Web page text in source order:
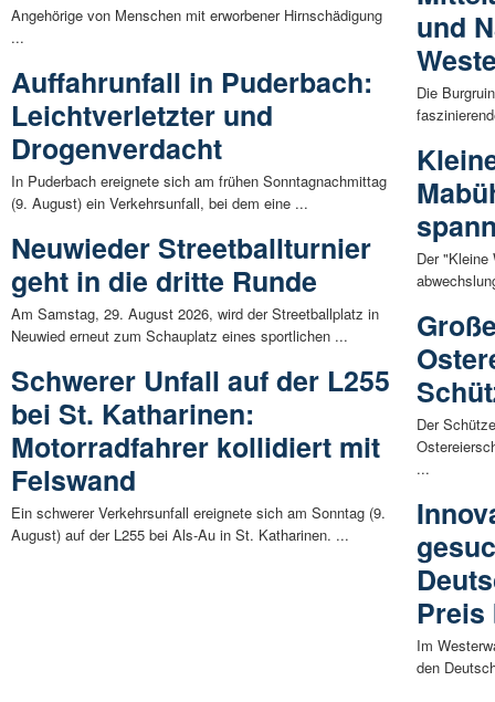
Angehörige von Menschen mit erworbener Hirnschädigung
...
Auffahrunfall in Puderbach:
Leichtverletzter und
Drogenverdacht
In Puderbach ereignete sich am frühen Sonntagnachmittag
(9. August) ein Verkehrsunfall, bei dem eine ...
Neuwieder Streetballturnier
geht in die dritte Runde
Am Samstag, 29. August 2026, wird der Streetballplatz in
Neuwied erneut zum Schauplatz eines sportlichen ...
Schwerer Unfall auf der L255
bei St. Katharinen:
Motorradfahrer kollidiert mit
Felswand
Ein schwerer Verkehrsunfall ereignete sich am Sonntag (9.
August) auf der L255 bei Als-Au in St. Katharinen. ...
und
Die
Der "Kleine
Der
...
Preis
Im
den